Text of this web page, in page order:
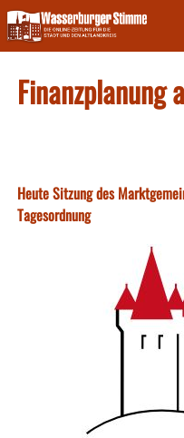
Skip
to
content
Finanzplanung
Heute Sitzung des
Tagesordnung